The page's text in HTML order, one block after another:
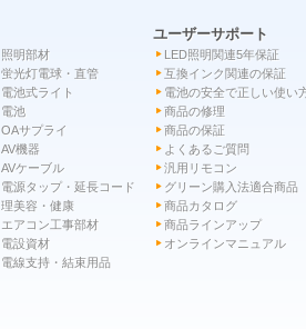
照明部材
蛍光灯電球・直管
電池式ライト
電池
OAサプライ
AV機器
AVケーブル
電源タップ・延長コード
理美容・健康
エアコン工事部材
電設資材
電線支持・結束用品
ユーザーサポート
LED照明関連5年保証
互換インク関連の保証
電池の安全で正しい使い
商品の修理
商品の保証
よくあるご質問
汎用リモコン
グリーン購入法適合商品
商品カタログ
商品ラインアップ
オンラインマニュアル